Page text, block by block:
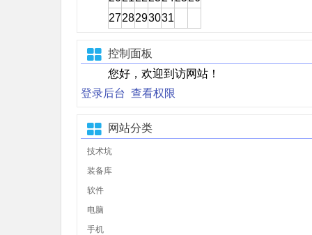
2728293031
控制面板
您好，欢迎到访网站！
登录后台 查看权限
网站分类
技术坑
装备库
软件
电脑
手机